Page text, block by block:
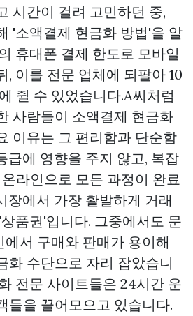
시간이 걸려 고민하던 중,
'소액결제 현금화 방법'을 알
휴대폰 결제 한도로 모바일
, 이를 전문 업체에 되팔아 10
쥘 수 있었습니다.A씨처럼
사람들이 소액결제 현금화
이유는 그 편리함과 단순함
급에 영향을 주지 않고, 복잡
라인으로 모든 과정이 완료
장에서 가장 활발하게 거래
품권'입니다. 그중에서도 문
서 구매와 판매가 용이해
화 수단으로 자리 잡았습니
전문 사이트들은 24시간 운
들을 끌어모으고 있습니다.